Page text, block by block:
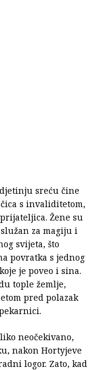
sreću čine
s invaliditetom,
Žene su
za magiju i
svijeta, što
povratka s jednog
je poveo i sina.
tople žemlje,
pred polazak
neočekivano,
nakon Hortyjeve
logor. Zato, kad